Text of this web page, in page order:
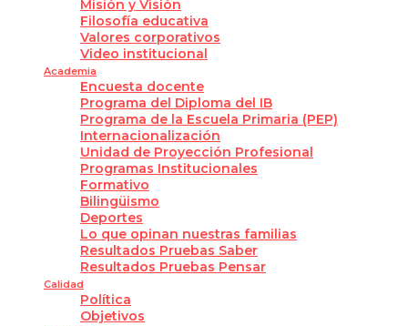
Misión y Visión
Filosofía educativa
Valores corporativos
Video institucional
Academia
Encuesta docente
Programa del Diploma del IB
Programa de la Escuela Primaria (PEP)
Internacionalización
Unidad de Proyección Profesional
Programas Institucionales
Formativo
Bilingüismo
Deportes
Lo que opinan nuestras familias
Resultados Pruebas Saber
Resultados Pruebas Pensar
Calidad
Política
Objetivos